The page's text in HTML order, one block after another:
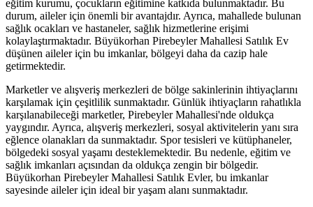
eğitim kurumu, çocukların eğitimine katkıda bulunmaktadır. Bu
durum, aileler için önemli bir avantajdır. Ayrıca, mahallede bulunan
sağlık ocakları ve hastaneler, sağlık hizmetlerine erişimi
kolaylaştırmaktadır. Büyükorhan Pirebeyler Mahallesi Satılık Ev
düşünen aileler için bu imkanlar, bölgeyi daha da cazip hale
getirmektedir.
Marketler ve alışveriş merkezleri de bölge sakinlerinin ihtiyaçlarını
karşılamak için çeşitlilik sunmaktadır. Günlük ihtiyaçların rahatlıkla
karşılanabileceği marketler, Pirebeyler Mahallesi'nde oldukça
yaygındır. Ayrıca, alışveriş merkezleri, sosyal aktivitelerin yanı sıra
eğlence olanakları da sunmaktadır. Spor tesisleri ve kütüphaneler,
bölgedeki sosyal yaşamı desteklemektedir. Bu nedenle, eğitim ve
sağlık imkanları açısından da oldukça zengin bir bölgedir.
Büyükorhan Pirebeyler Mahallesi Satılık Evler, bu imkanlar
sayesinde aileler için ideal bir yaşam alanı sunmaktadır.